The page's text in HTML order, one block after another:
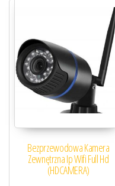
Bezprzewodowa Kamera
Zewnętrzna Ip Wifi Full Hd
(HDCAMERA)